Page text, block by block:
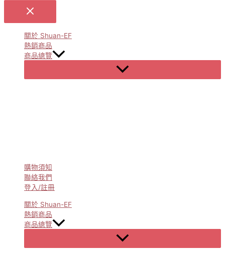
關於 Shuan-EF
熱銷商品
商品總覽
Menu
Toggle
購物須知
聯絡我們
登入/註冊
關於 Shuan-EF
熱銷商品
商品總覽
Menu
Toggle